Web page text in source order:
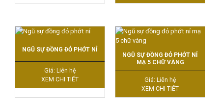
NGŨ SỰ ĐỒNG ĐỎ PHỚT NỈ
Giá: Liên hệ
XEM CHI TIẾT
NGŨ SỰ ĐỒNG ĐỎ PHỚT NỈ
MẠ 5 CHỮ VÀNG
Giá: Liên hệ
XEM CHI TIẾT